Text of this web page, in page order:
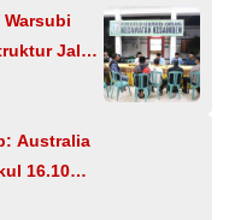
Jalan
Australia
16.10